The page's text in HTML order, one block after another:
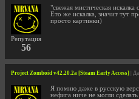
Репутация
56
"свежая мистическая
Ето же искалка, значит тут
просто картинки)
Project Zomboid v42.20.2a [Steam Early Access] |
Я помню даже в русскую
нефига ниче не могли